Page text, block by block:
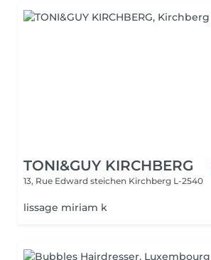
TONI&GUY KIRCHBERG
13, Rue Edward steichen Kirchberg L-2540
lissage miriam k